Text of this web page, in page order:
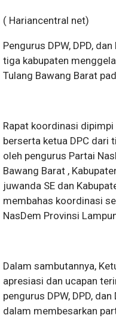
( Hariancentral net)
Pengurus DPW, DPD,
tiga kabupaten
Tulang Bawang Barat
Rapat koordinasi
berserta ketua DPC
oleh pengurus Partai
Bawang Barat ,
juwanda SE dan
membahas koordinasi
NasDem Provinsi
Dalam sambutannya,
apresiasi dan ucapan
pengurus DPW, DPD,
dalam membesarkan